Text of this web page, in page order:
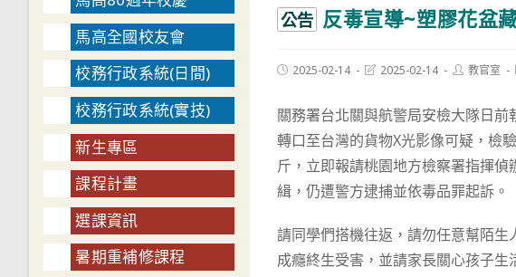
公告 反毒宣導~塑膠花盆
Post2025-02-14
Post2025-02-14
Post教官室
關務署台北關與航警局安檢大隊日
轉口至台灣的貨物X光影像可疑，檢
斤，立即報請桃園地方檢察署指揮
緝，仍遭警方逮捕並依毒品罪起訴。
請同學們搭機往返，請勿任意幫陌
成癮終生受害，並請家長關心孩子生
馬高全國校友會
校務行政系統(日間)
校務行政系統(實技)
新生專區
課程計畫
選課資訊
暑期重補修課程